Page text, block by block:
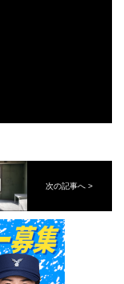
次の記事へ >